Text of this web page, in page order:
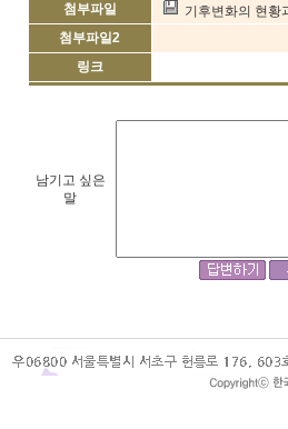
첨부파일
기후변화의 현황
첨부파일2
링크
남기고 싶은
말